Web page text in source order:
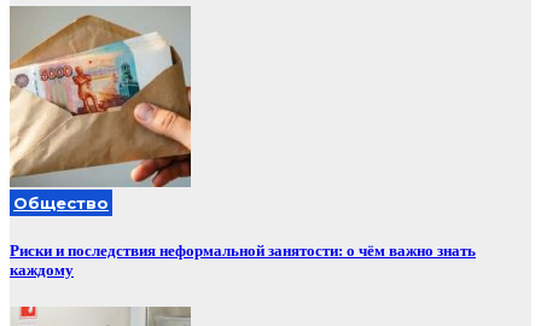
Общество
Риски и последствия неформальной занятости: о чём важно знать
каждому